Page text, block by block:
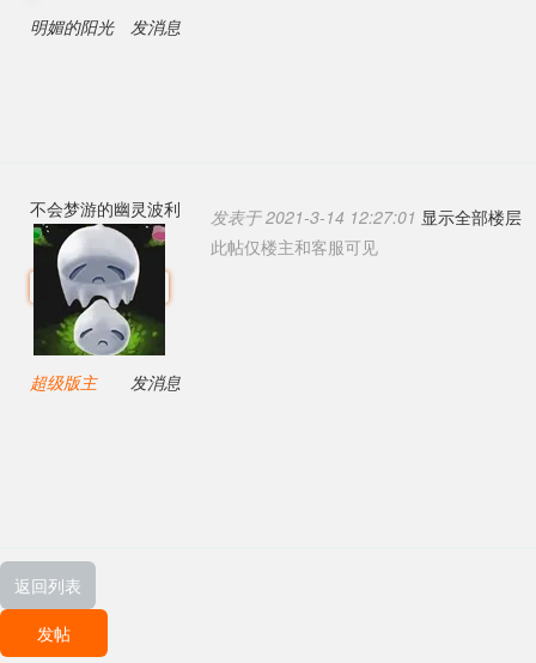
明媚的阳光 发消息
不会梦游的幽灵波利
超级版主 发消息
发表于 2021-3-14 12:27:01 显示全部楼层
此帖仅楼主和客服可见
返回列表
发帖